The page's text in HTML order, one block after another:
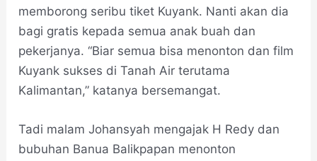
memborong seribu tiket Kuyank. Nanti akan dia
bagi gratis kepada semua anak buah dan
pekerjanya. “Biar semua bisa menonton dan film
Kuyank sukses di Tanah Air terutama
Kalimantan,” katanya bersemangat.
Tadi malam Johansyah mengajak H Redy dan
bubuhan Banua Balikpapan menonton